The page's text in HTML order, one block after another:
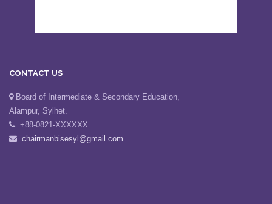
Board of Intermediate & Secondary Education,
Alampur, Sylhet.
+88-0821-XXXXXX